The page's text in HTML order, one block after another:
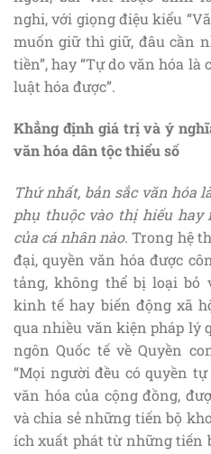
nghi, với giọng điệu kiểu
muốn giữ thì giữ, đâu cần
tiền”, hay “Tự do văn hóa
luật hóa được”.
Khẳng định giá trị và ý
văn hóa dân tộc thiểu số
Thứ nhất, bản sắc văn hóa
phụ thuộc vào thị hiếu
của cá nhân nào.Trong hệ
đại, quyền văn hóa được
tảng, không thể bị loại bỏ
kinh tế hay biến động xã
qua nhiều văn kiện pháp lý
ngôn Quốc tế về Quyền
“Mọi người đều có quyền
văn hóa của cộng đồng,
và chia sẻ những tiến bộ
ích xuất phát từ những tiến